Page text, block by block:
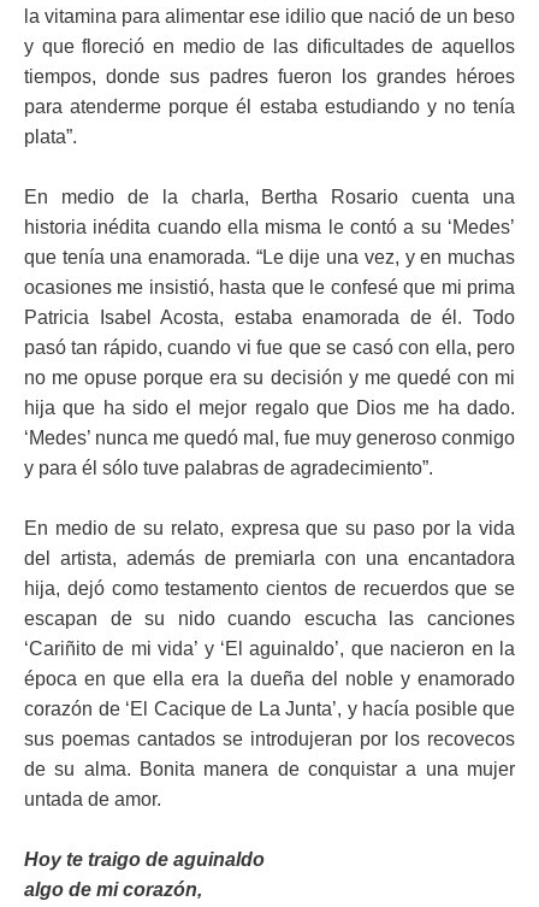
la vitamina para alimentar ese idilio que nació de un beso
y que floreció en medio de las dificultades de aquellos
tiempos, donde sus padres fueron los grandes héroes
para atenderme porque él estaba estudiando y no tenía
plata”.
En medio de la charla, Bertha Rosario cuenta una
historia inédita cuando ella misma le contó a su ‘Medes’
que tenía una enamorada. “Le dije una vez, y en muchas
ocasiones me insistió, hasta que le confesé que mi prima
Patricia Isabel Acosta, estaba enamorada de él. Todo
pasó tan rápido, cuando vi fue que se casó con ella, pero
no me opuse porque era su decisión y me quedé con mi
hija que ha sido el mejor regalo que Dios me ha dado.
‘Medes’ nunca me quedó mal, fue muy generoso conmigo
y para él sólo tuve palabras de agradecimiento”.
En medio de su relato, expresa que su paso por la vida
del artista, además de premiarla con una encantadora
hija, dejó como testamento cientos de recuerdos que se
escapan de su nido cuando escucha las canciones
‘Cariñito de mi vida’ y ‘El aguinaldo’, que nacieron en la
época en que ella era la dueña del noble y enamorado
corazón de ‘El Cacique de La Junta’, y hacía posible que
sus poemas cantados se introdujeran por los recovecos
de su alma. Bonita manera de conquistar a una mujer
untada de amor.
Hoy te traigo de aguinaldo
algo de mi corazón,